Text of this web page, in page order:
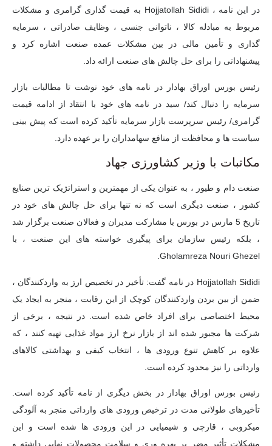
در این نامه ، Hojjatollah Sididi به قیمت گذاری گرامری و مشکلات
مربوط به مبادله کالا ، ناتوانی جنسی ، وظایف صادراتی ، سرمایه
گذاری و تأمین مالی در بین مشکلات عمده صنعت اشاره کرد و
پیشنهاداتی را برای حل چالش های صنعت ارائه داد.
رئیس بورس اوراق بهادار در نامه های خود نوشت تا مطالبات بازار
سرمایه را دنبال کند/ سید در نامه های خود با انتقاد از ادامه قیمت
گرامری/ رئیس سرپرست بازار سرمایه تأکید کرده است که پیش بینی
سیاست ها و محافظت از منافع سهامداران را بر عهده دارد.
مکاتبات با وزیر کشاورزی جهاد
صنعت دام و طیور ، به عنوان یکی از مهمترین و استراتژیک ترین صنایع
کشور ، صنعت دیگری است که نه تنها برای حل چالش های خود در
تاریخ 5 مارس در بورس با مشارکت مدیران و فعالان صنعت برگزار شد
، بلکه رئیس سازمان برای پیگیری خواسته های این صنعت ، با
Gholamreza Nouri Ghezel.
Hojjatollah Sididi در نامه گفت: تأخیر در تخصیص ارز به واردکنندگان ،
ضمن از بین بردن واردکنندگان کوچک از این رقابت ، منجر به ایجاد یک
محیط اختصاصی برای افراد خاص شده است. در نتیجه ، برخی از
شرکت ها مجبور شده اند از بازار نرخ ارز مواد غذایی تهیه کنند ، که
علاوه بر کاهش تنوع ورودی ها ، انتخاب کیفی و بهداشتی کالاهای
وارداتی را نیز محدود کرده است.
رئیس بورس اوراق بهادار در بخش دیگری از نامه تأکید کرده است.
تأخیرهای طولانی مدت در ترخیص ورودی های وارداتی منجر به آلودگی
میکروبی ، قارچی و شیمیایی در این ورودی ها شده است و این
مشکلات تأثیر مضر بر بهره وری و سلامت محصولات نهایی داشته و